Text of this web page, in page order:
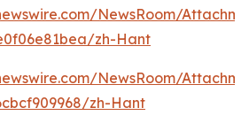
NewsRoom/
zh-Hant
NewsRoom/
zh-Hant